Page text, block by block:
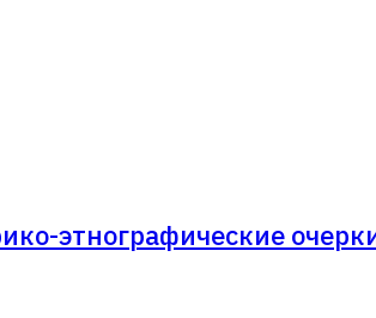
этнографические